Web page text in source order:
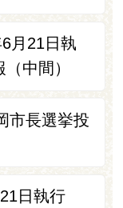
月21日執
中間）
市長選挙投
21日執行